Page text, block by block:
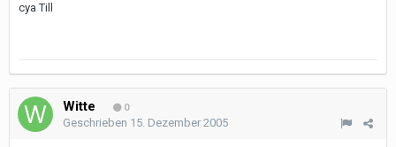
cya Till
Witte 0
Geschrieben 15. Dezember 2005